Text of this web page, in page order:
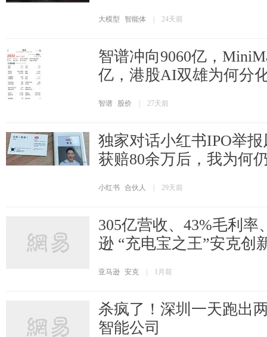
大模型 智能体 24天前
智谱冲向9060亿，
亿，港股AI双雄为何分
智谱 股价 27天前
独家对话小红书IPO举
获赔80余万后，我为何
小红书 合伙人 29天前
305亿营收、43%毛利率
逊 “充电宝之王”安克创
亚马逊 安克 1月前
杀疯了！深圳一天跑出
智能公司